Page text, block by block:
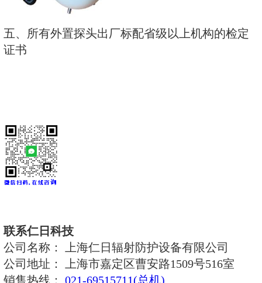
5、显示单位：CPS、CPM、Bq和
6、相对固有误差：≤±15%
7、核素库：内置核素库，用户也
Eα≥35%(2л,241Am面源)
Eβ≥35%(2л,204TI面源)
10、工作环境：温度-10℃～+50℃
11、重量：约 900g；
12、尺寸：探头：约145×360×180
高）